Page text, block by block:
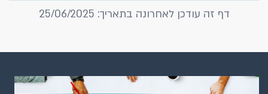
דף זה עודכן לאחרונה בתאריך: 25/06/2025